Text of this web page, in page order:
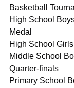
Basketball
High School
Medal
High School
Middle School
Quarter-finals
Primary School